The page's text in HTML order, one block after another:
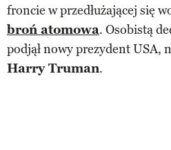
froncie w przedłużającej się
broń atomowa. Osobistą
podjął nowy prezydent USA,
Harry Truman.